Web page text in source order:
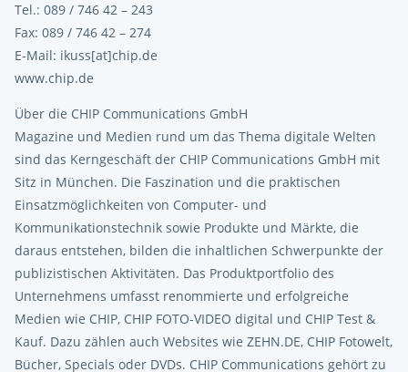
Tel.: 089 / 746 42 – 243
Fax: 089 / 746 42 – 274
E-Mail: ikuss[at]chip.de
www.chip.de
Über die CHIP Communications GmbH
Magazine und Medien rund um das Thema digitale Welten
sind das Kerngeschäft der CHIP Communications GmbH mit
Sitz in München. Die Faszination und die praktischen
Einsatzmöglichkeiten von Computer- und
Kommunikationstechnik sowie Produkte und Märkte, die
daraus entstehen, bilden die inhaltlichen Schwerpunkte der
publizistischen Aktivitäten. Das Produktportfolio des
Unternehmens umfasst renommierte und erfolgreiche
Medien wie CHIP, CHIP FOTO-VIDEO digital und CHIP Test &
Kauf. Dazu zählen auch Websites wie ZEHN.DE, CHIP Fotowelt,
Bücher, Specials oder DVDs. CHIP Communications gehört zu